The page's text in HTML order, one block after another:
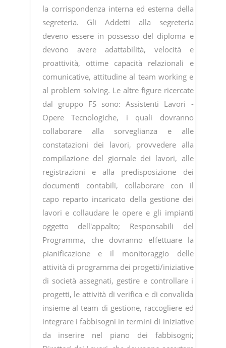
la corrispondenza interna ed esterna della
segreteria. Gli Addetti alla segreteria
deveno essere in possesso del diploma e
devono avere adattabilità, velocità e
proattività, ottime capacità relazionali e
comunicative, attitudine al team working e
al problem solving. Le altre figure ricercate
dal gruppo FS sono: Assistenti Lavori -
Opere Tecnologiche, i quali dovranno
collaborare alla sorveglianza e alle
constatazioni dei lavori, provvedere alla
compilazione del giornale dei lavori, alle
registrazioni e alla predisposizione dei
documenti contabili, collaborare con il
capo reparto incaricato della gestione dei
lavori e collaudare le opere e gli impianti
oggetto dell'appalto; Responsabili del
Programma, che dovranno effettuare la
pianificazione e il monitoraggio delle
attività di programma dei progetti/iniziative
di società assegnati, gestire e controllare i
progetti, le attività di verifica e di convalida
insieme al team di gestione, raccogliere ed
integrare i fabbisogni in termini di iniziative
da inserire nel piano dei fabbisogni;